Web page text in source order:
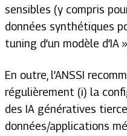
sensibles (y compris
données synthétiques
tuning d’un modèle d’IA
En outre, l’ANSSI
régulièrement (i) la
des IA génératives
données/applications